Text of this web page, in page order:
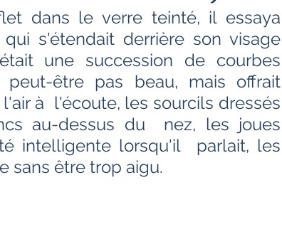
Essai Personnalités indiennes
Bien-être Littérature hindi
Littérature malayalam Littérature pendjabi
dans le verre teinté, il essaya
s'étendait derrière son visage
une succession de courbes
être pas beau, mais offrait
à  l'écoute, les sourcils dressés
au-dessus du  nez, les joues
intelligente lorsqu'il  parlait, les
sans être trop aigu.